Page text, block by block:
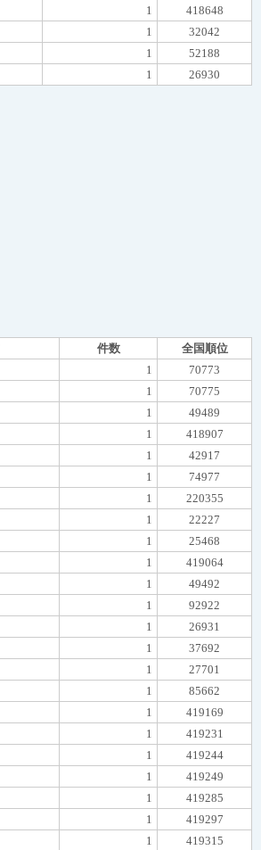
1
418648
1
32042
1
52188
1 26930
件数
全国順位
1
70773
1
70775
1
49489
1
418907
1
42917
1
74977
1
220355
1
22227
1
25468
1
419064
1
49492
1
92922
1
26931
1
37692
1
27701
1
85662
1
419169
1
419231
1
419244
1
419249
1
419285
1
419297
1
419315